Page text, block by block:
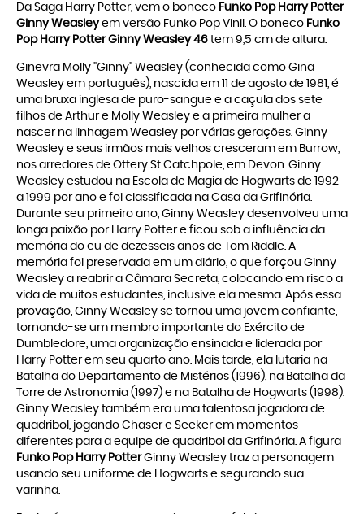
Da Saga Harry Potter, vem o boneco Funko Pop Harry Potter
Ginny Weasleyem versão Funko Pop Vinil. O boneco Funko
Pop Harry Potter Ginny Weasley 46 tem 9,5 cm de altura.
Ginevra Molly "Ginny" Weasley (conhecida como Gina
Weasley em português), nascida em 11 de agosto de 1981, é
uma bruxa inglesa de puro-sangue e a caçula dos sete
filhos de Arthur e Molly Weasley e a primeira mulher a
nascer na linhagem Weasley por várias gerações. Ginny
Weasley e seus irmãos mais velhos cresceram em Burrow,
nos arredores de Ottery St Catchpole, em Devon. Ginny
Weasley estudou na Escola de Magia de Hogwarts de 1992
a 1999 por ano e foi classificada na Casa da Grifinória.
Durante seu primeiro ano, Ginny Weasley desenvolveu uma
longa paixão por Harry Potter e ficou sob a influência da
memória do eu de dezesseis anos de Tom Riddle. A
memória foi preservada em um diário, o que forçou Ginny
Weasley a reabrir a Câmara Secreta, colocando em risco a
vida de muitos estudantes, inclusive ela mesma. Após essa
provação, Ginny Weasley se tornou uma jovem confiante,
tornando-se um membro importante do Exército de
Dumbledore, uma organização ensinada e liderada por
Harry Potter em seu quarto ano. Mais tarde, ela lutaria na
Batalha do Departamento de Mistérios (1996), na Batalha da
Torre de Astronomia (1997) e na Batalha de Hogwarts (1998).
Ginny Weasley também era uma talentosa jogadora de
quadribol, jogando Chaser e Seeker em momentos
diferentes para a equipe de quadribol da Grifinória. A figura
Funko Pop Harry PotterGinny Weasley traz a personagem
usando seu uniforme de Hogwarts e segurando sua
varinha.